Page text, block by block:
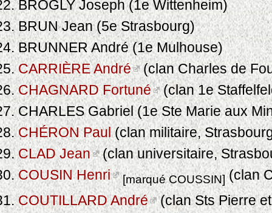
BROGLY Joseph (1e Wittenheim)
BRUN Jean (5e Strasbourg)
BRUNNER André (1e Mulhouse)
CARRIÈRE André (clan Charles de
CHAGNARD Fortuné (clan 1e
CHARLES Gabriel (1e Ste Marie aux
CHÉRON Paul(clan militaire,
CLAD Jean (clan universitaire,
COUSIN Henri
[marqué COUSSIN](clan
COUTILLARD André (clan Sts Pierre